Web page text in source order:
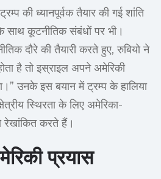
की ध्यानपूर्वक तैयार की गई शांति
साथ कूटनीतिक संबंधों पर भी।
दौरे की तैयारी करते हुए, रुबियो ने
है तो इस्राइल अपने अमेरिकी
उनके इस बयान में ट्रम्प के हालिया
स्थिरता के लिए अमेरिका-
रेखांकित करते हैं।
प्रयास